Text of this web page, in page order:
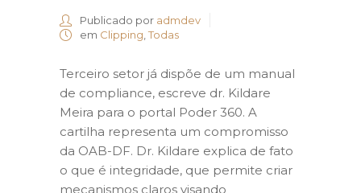
Publicado por admdev
em Clipping Todas
Terceiro setor já dispõe de um manual
de compliance, escreve dr. Kildare
Meira para o portal Poder 360. A
cartilha representa um compromisso
da OAB-DF. Dr. Kildare explica de fato
o que é integridade, que permite criar
mecanismos claros visando